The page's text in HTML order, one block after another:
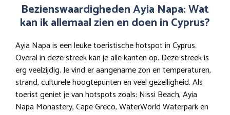
Bezienswaardigheden Ayia Napa: Wat
kan ik allemaal zien en doen in Cyprus?
Ayia Napa is een leuke toeristische hotspot in Cyprus.
Overal in deze streek kan je alle kanten op. Deze streek is
erg veelzijdig. Je vind er aangename zon en temperaturen,
strand, culturele hoogtepunten en veel gezelligheid. Als
toerist geniet je van hotspots zoals: Nissi Beach, Ayia
Napa Monastery, Cape Greco, WaterWorld Waterpark en